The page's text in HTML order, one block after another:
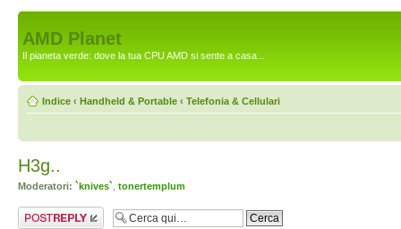
AMD Planet
Il pianeta verde: dove la tua CPU AMD si sente a casa...
Indice ‹ Handheld & Portable ‹ Telefonia & Cellulari
H3g..
Moderatori: `knives` tonertemplum
Rispondi al
messaggio